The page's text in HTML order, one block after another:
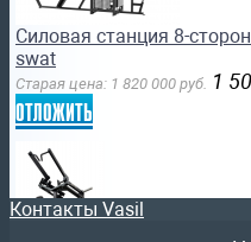
Силовая станция 8-
swat
Старая цена: 1 820 000 руб. 1
отложить
Контакты Vasil